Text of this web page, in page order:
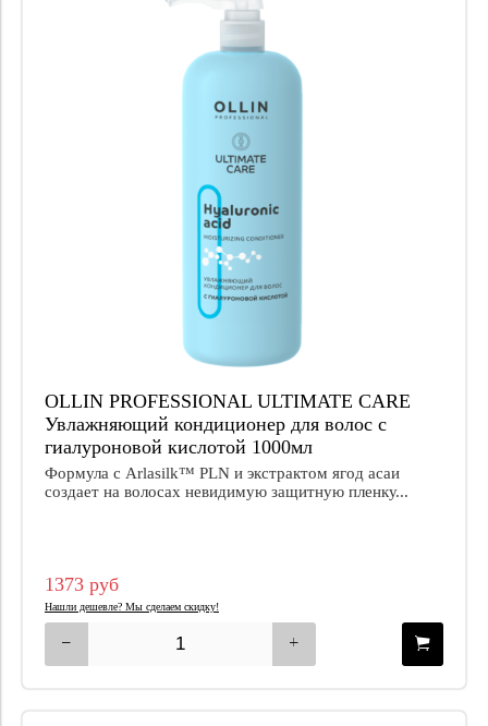
OLLIN PROFESSIONAL ULTIMATE CARE
Увлажняющий кондиционер для волос с
гиалуроновой кислотой 1000мл
Формула с Arlasilk™ PLN и экстрактом ягод асаи
создает на волосах невидимую защитную пленку...
1373 руб
Нашли дешевле? Мы сделаем скидку!